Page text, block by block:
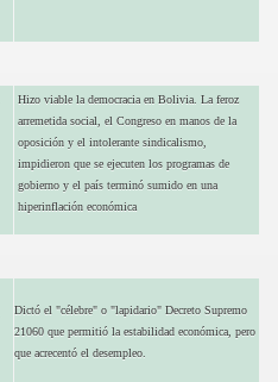
Hizo viable la democracia en Bolivia. La feroz
arremetida social, el Congreso en manos de la
oposición y el intolerante sindicalismo,
impidieron que se ejecuten los programas de
gobierno y el país terminó sumido en una
hiperinflación económica
Dictó el "célebre" o "lapidario" Decreto Supremo
21060 que permitió la estabilidad económica, pero
que acrecentó el desempleo.